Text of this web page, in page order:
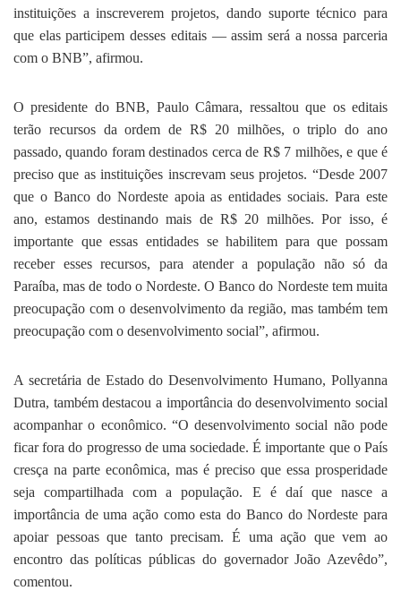
instituições a inscreverem projetos, dando suporte técnico para
que elas participem desses editais — assim será a nossa parceria
com o BNB”, afirmou.
O presidente do BNB, Paulo Câmara, ressaltou que os editais
terão recursos da ordem de R$ 20 milhões, o triplo do ano
passado, quando foram destinados cerca de R$ 7 milhões, e que é
preciso que as instituições inscrevam seus projetos. “Desde 2007
que o Banco do Nordeste apoia as entidades sociais. Para este
ano, estamos destinando mais de R$ 20 milhões. Por isso, é
importante que essas entidades se habilitem para que possam
receber esses recursos, para atender a população não só da
Paraíba, mas de todo o Nordeste. O Banco do Nordeste tem muita
preocupação com o desenvolvimento da região, mas também tem
preocupação com o desenvolvimento social”, afirmou.
A secretária de Estado do Desenvolvimento Humano, Pollyanna
Dutra, também destacou a importância do desenvolvimento social
acompanhar o econômico. “O desenvolvimento social não pode
ficar fora do progresso de uma sociedade. É importante que o País
cresça na parte econômica, mas é preciso que essa prosperidade
seja compartilhada com a população. E é daí que nasce a
importância de uma ação como esta do Banco do Nordeste para
apoiar pessoas que tanto precisam. É uma ação que vem ao
encontro das políticas públicas do governador João Azevêdo”,
comentou.